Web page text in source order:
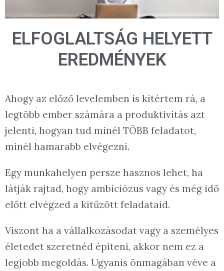
ELFOGLALTSÁG HELYETT
EREDMÉNYEK
Ahogy az előző levelemben is kitértem rá, a
legtöbb ember számára a produktivitás azt
jelenti, hogyan tud minél TÖBB feladatot,
minél hamarabb elvégezni.
Egy munkahelyen persze hasznos lehet, ha
látják rajtad, hogy ambiciózus vagy és még idő
előtt elvégzed a kitűzött feladataid.
Viszont ha a vállalkozásodat vagy a személyes
életedet szeretnéd építeni, akkor nem ez a
legjobb megoldás. Ugyanis önmagában véve a